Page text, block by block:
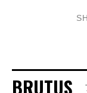
BRUTUS